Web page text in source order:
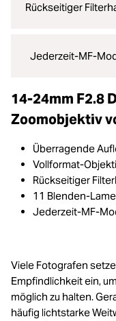
Rückseitiger
Jederzeit-MF-
14-24mm F2.8
Zoomobjektiv
Überragende
Vollformat-
Rückseitiger
11 Blenden-
Jederzeit-MF-
Viele Fotografen
Empfindlichkeit ein,
möglich zu halten.
häufig lichtstarke